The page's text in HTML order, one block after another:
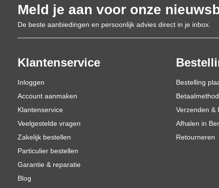
Meld je aan voor onze
De beste aanbiedingen en persoonlijk advies direct in je inbox.
Klantenservice
Inloggen
Account aanmaken
Klantenservice
Veelgestelde vragen
Zakelijk bestellen
Particulier bestellen
Garantie & reparatie
Blog
Bestelling
Verzenden &
Afhalen in
Retourneren